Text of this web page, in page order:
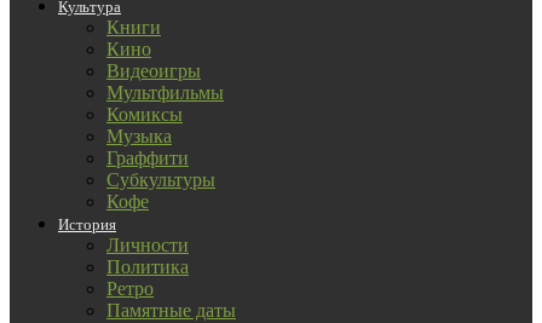
Культура
Книги
Кино
Видеоигры
Мультфильмы
Комиксы
Музыка
Граффити
Субкультуры
Кофе
История
Личности
Политика
Ретро
Памятные даты